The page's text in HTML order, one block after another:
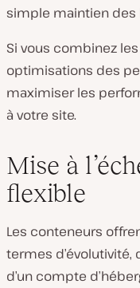
simple maintien des
Si vous combinez
optimisations des
maximiser les
à votre site.
Mise à
flexible
Les conteneurs
termes d’évolutivité,
d’un compte